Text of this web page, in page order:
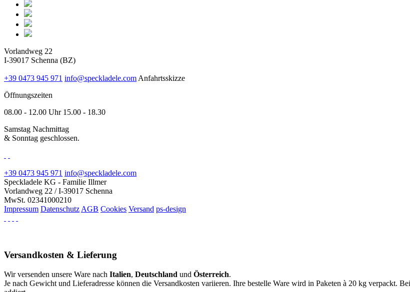
Vorlandweg 22
I-39017 Schenna (BZ)
+39 0473 945 971 info@speckladele.com Anfahrtsskizze
Öffnungszeiten
08.00 - 12.00 Uhr 15.00 - 18.30
Samstag Nachmittag
& Sonntag geschlossen.
+39 0473 945 971 info@speckladele.com
Speckladele KG - Familie Illmer
Vorlandweg 22 / I-39017 Schenna
MwSt. 02341000210
Impressum Datenschutz AGB Cookies Versand ps-design
Versandkosten & Lieferung
Wir versenden unsere Ware nach Italien, Deutschland und Österreich.
Je nach Gewicht und Lieferadresse können die Versandkosten variieren. Ihre bestelle Ware wird in Paketen à 20 kg verpackt.